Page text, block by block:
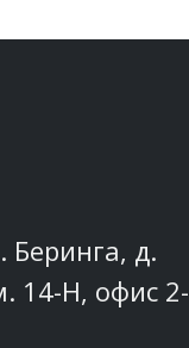
Беринга, д.
14-Н, офис 2-